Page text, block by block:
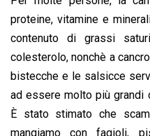
proteine, vitamine e
contenuto di grassi
colesterolo, nonchè a
bistecche e le salsicce
ad essere molto più grandi
È stato stimato che
mangiamo con fagioli,